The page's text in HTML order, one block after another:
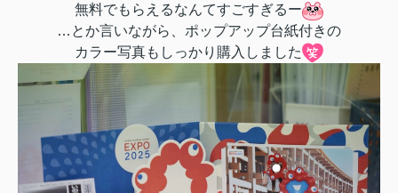
無料でもらえるなんてすごすぎるー
…とか言いながら、ポップアップ台紙付きの
カラー写真もしっかり購入しました